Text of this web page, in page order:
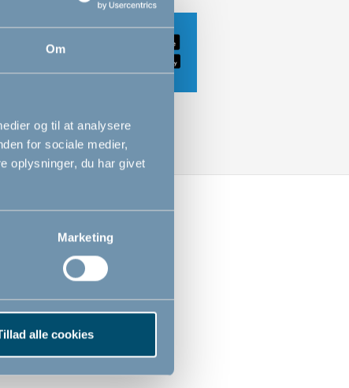
Om
og til at analysere
for sociale medier,
oplysninger, du har givet
Marketing
alle cookies